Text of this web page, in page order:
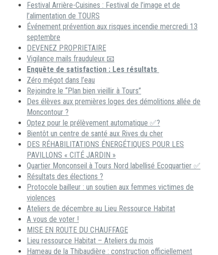
Festival Arrière-Cuisines : Festival de l’image et de
l’alimentation de TOURS
Événement prévention aux risques incendie mercredi 13
septembre
DEVENEZ PROPRIETAIRE
Vigilance mails frauduleux 📧
Enquête de satisfaction : Les résultats
Zéro mégot dans l’eau
Rejoindre le “Plan bien vieillir à Tours”
Des élèves aux premières loges des démolitions allée de
Moncontour ?
Optez pour le prélèvement automatique ✅?
Bientôt un centre de santé aux Rives du cher
DES RÉHABILITATIONS ÉNERGÉTIQUES POUR LES
PAVILLONS « CITÉ JARDIN »
Quartier Monconseil à Tours Nord labellisé Ecoquartier ✅
Résultats des élections ?
Protocole bailleur : un soutien aux femmes victimes de
violences
Ateliers de décembre au Lieu Ressource Habitat
A vous de voter !
MISE EN ROUTE DU CHAUFFAGE
Lieu ressource Habitat – Ateliers du mois
Hameau de la Thibaudière : construction officiellement